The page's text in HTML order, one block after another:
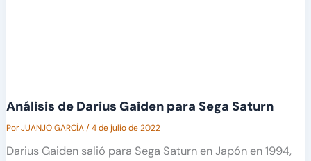
Análisis de Darius Gaiden para Sega Saturn
PorJUANJO GARCÍA/4 de julio de 2022
Darius Gaiden salió para Sega Saturn en Japón en 1994,